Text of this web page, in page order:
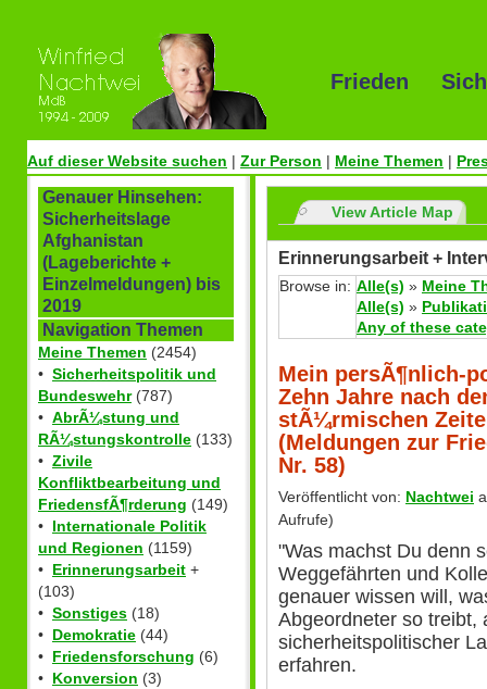
Frieden
Auf dieser Website suchen | Zur Person | Meine Themen |
Genauer Hinsehen:
Sicherheitslage
Afghanistan
(Lageberichte +
Einzelmeldungen) bis
2019
Navigation Themen
Meine Themen (2454)
• Sicherheitspolitik und
Bundeswehr(787)
• AbrÃ¼stung und
RÃ¼stungskontrolle (133)
• Zivile
Konfliktbearbeitung und
FriedensfÃ¶rderung (149)
• Internationale Politik
und Regionen (1159)
• Erinnerungsarbeit +
(103)
• Sonstiges (18)
• Demokratie (44)
• Friedensforschung (6)
• Konversion (3)
View Article Map
Erinnerungsarbeit +
Browse in: Alle(s) » Meine
Alle(s) »
Any of these
Mein persÃ¶nlich-
Zehn Jahre nach
stÃ¼rmischen
(Meldungen zur
Nr. 58)
Veröffentlicht von: Nachtwei
Aufrufe)
"Was machst Du denn
Weggefährten und
genauer wissen will,
Abgeordneter so treibt,
sicherheitspolitischer
erfahren.